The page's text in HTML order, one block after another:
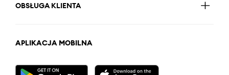
OBSŁUGA KLIENTA
APLIKACJA MOBILNA